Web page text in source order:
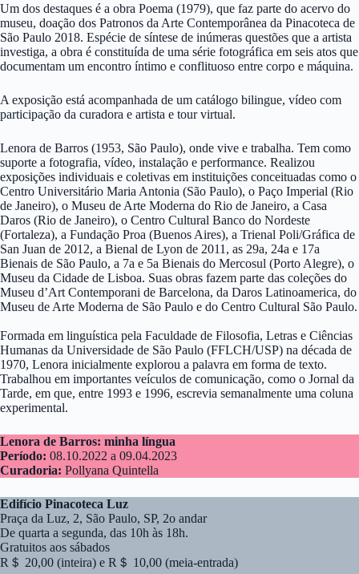
Um dos destaques é a obra Poema (1979), que faz parte do acervo do
museu, doação dos Patronos da Arte Contemporânea da Pinacoteca de
São Paulo 2018. Espécie de síntese de inúmeras questões que a artista
investiga, a obra é constituída de uma série fotográfica em seis atos que
documentam um encontro íntimo e conflituoso entre corpo e máquina.
A exposição está acompanhada de um catálogo bilingue, vídeo com
participação da curadora e artista e tour virtual.
Lenora de Barros (1953, São Paulo), onde vive e trabalha. Tem como
suporte a fotografia, vídeo, instalação e performance. Realizou
exposições individuais e coletivas em instituições conceituadas como o
Centro Universitário Maria Antonia (São Paulo), o Paço Imperial (Rio
de Janeiro), o Museu de Arte Moderna do Rio de Janeiro, a Casa
Daros (Rio de Janeiro), o Centro Cultural Banco do Nordeste
(Fortaleza), a Fundação Proa (Buenos Aires), a Trienal Poli/Gráfica de
San Juan de 2012, a Bienal de Lyon de 2011, as 29a, 24a e 17a
Bienais de São Paulo, a 7a e 5a Bienais do Mercosul (Porto Alegre), o
Museu da Cidade de Lisboa. Suas obras fazem parte das coleções do
Museu d’Art Contemporani de Barcelona, da Daros Latinoamerica, do
Museu de Arte Moderna de São Paulo e do Centro Cultural São Paulo.
Formada em linguística pela Faculdade de Filosofia, Letras e Ciências
Humanas da Universidade de São Paulo (FFLCH/USP) na década de
1970, Lenora inicialmente explorou a palavra em forma de texto.
Trabalhou em importantes veículos de comunicação, como o Jornal da
Tarde, em que, entre 1993 e 1996, escrevia semanalmente uma coluna
experimental.
Lenora de Barros: minha língua
Período: 08.10.2022 a 09.04.2023
Curadoria: Pollyana Quintella
Edifício Pinacoteca Luz
Praça da Luz, 2, São Paulo, SP, 2o andar
De quarta a segunda, das 10h às 18h.
Gratuitos aos sábados
R＄ 20,00 (inteira) e R＄ 10,00 (meia-entrada)